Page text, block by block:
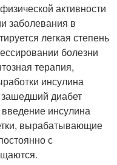
активности
заболевания в
легкая степень
болезни
терапия,
инсулина
диабет
инсулина
вырабатывающие
с